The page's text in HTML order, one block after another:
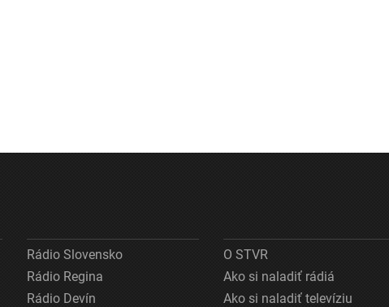
Rádio Slovensko
Rádio Regina
Rádio Devín
O STVR
Ako si naladiť rádiá
Ako si naladiť televíziu